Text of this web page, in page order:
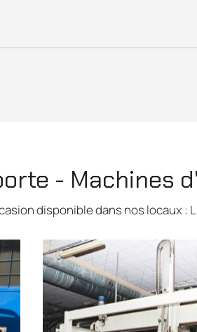
- Machines
disponible dans nos locaux :